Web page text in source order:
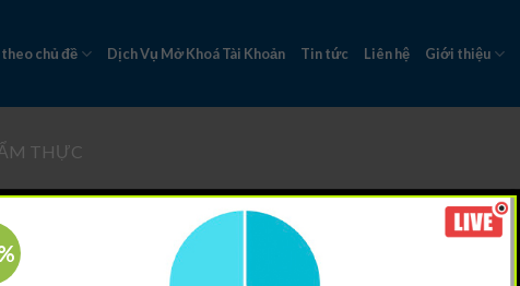
chủ đề Dịch Vụ Mở Khoá Tài Khoản Tin tức Liên hệ Giới thiệu
THỰC